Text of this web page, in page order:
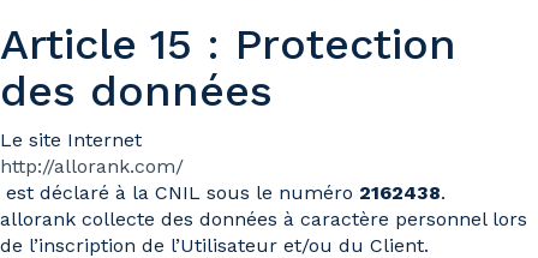
Article 15 : Protection
des données
Le site Internet
http://allorank.com/
est déclaré à la CNIL sous le numéro 2162438.
allorank collecte des données à caractère personnel lors
de l’inscription de l’Utilisateur et/ou du Client.